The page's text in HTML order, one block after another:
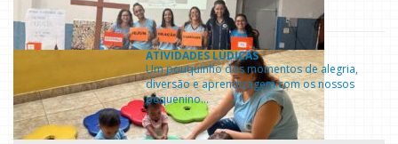
ATIVIDADES LÚDICAS
Um pouquinho dos momentos de alegria,
diversão e aprendizagem com os nossos
pequenino...